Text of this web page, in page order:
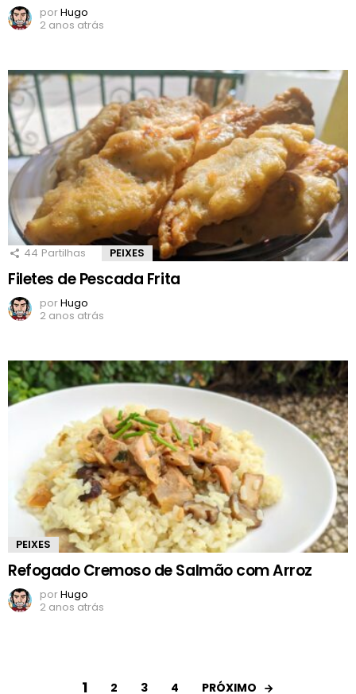
porHugo
2 anos atrás
44 Partilhas PEIXES
Filetes de Pescada Frita
porHugo
2 anos atrás
PEIXES
Refogado Cremoso de Salmão com Arroz
porHugo
2 anos atrás
1 2 3 4 PRÓXIMO